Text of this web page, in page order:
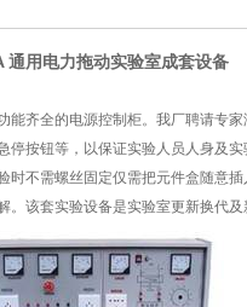
通用电力拖动实验室成套设备
能齐全的电源控制柜。我厂聘请专
停按钮等，以保证实验人员人身及
不需螺丝固定仅需把元件盒随意
该套实验设备是实验室更新换代及